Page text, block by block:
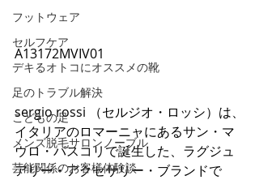
フットウェア
セルフケア
デキるオトコにオススメの靴
足のトラブル解決
こどもの足
メンズ脱毛サロンノーブル
芸能関係のお客様体験談
A13172MVIV01
sergio rossi （セルジオ・ロッシ）は、
イタリアのロマーニャにあるサン・マ
ウロ・パスコリで誕生した、ラグジュ
アリー・アクセサリー・ブランドで